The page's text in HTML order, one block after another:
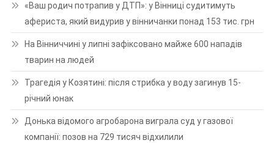
«Ваш родич потрапив у ДТП»: у Вінниці судитимуть
афериста, який видурив у вінничанки понад 153 тис. грн
На Вінниччині у липні зафіксовано майже 600 нападів
тварин на людей
Трагедія у Козятині: після стрибка у воду загинув 15-
річний юнак
Донька відомого агробарона виграла суд у газової
компанії: позов на 729 тисяч відхилили